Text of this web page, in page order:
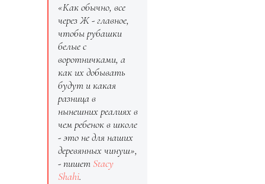
«Как обычно, все
через Ж - главное,
чтобы рубашки
белые с
воротничками, а
как их добывать
будут и какая
разница в
нынешних реалиях в
чем ребенок в школе
- это не для наших
деревянных чинуш»,
- пишет Stacy
Shahi.